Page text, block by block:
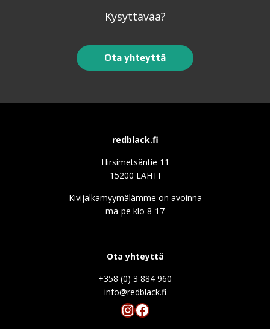
Kysyttävää?
Ota yhteyttä
redblack.fi
Hirsimetsäntie 11
15200 LAHTI
Kivijalkamyymälämme on avoinna
ma-pe klo 8-17
Ota yhteyttä
+358 (0) 3 884 960
info@redblack.f
Instagram
Facebook